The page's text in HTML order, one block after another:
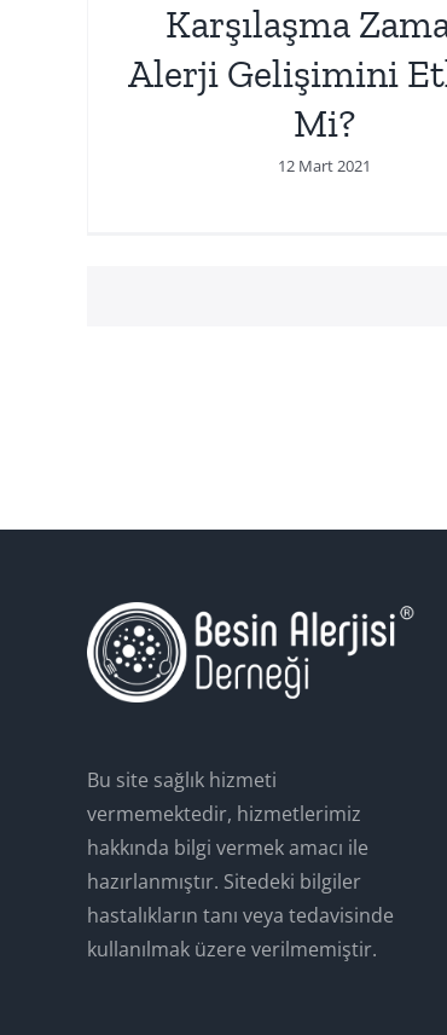
Karşılaşma
Alerji Gelişimini
Mi?
12 Mart 2021
Bu site sağlık hizmeti
vermemektedir, hizmetlerimiz
hakkında bilgi vermek amacı ile
hazırlanmıştır. Sitedeki bilgiler
hastalıkların tanı veya tedavisinde
kullanılmak üzere verilmemiştir.